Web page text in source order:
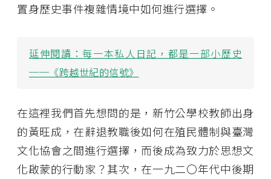
置身歷史事件複雜情境中如何進行選擇。
延伸閱讀： 每一本私人日記，都是一部小歷史
──《跨越世紀的信號》
在這裡我們首先想問的是，新竹公學校教師出身
的黃旺成，在辭退教職後如何在殖民體制與臺灣
文化協會之間進行選擇，而後成為致力於思想文
化啟蒙的行動家？其次，在一九二〇年代中後期